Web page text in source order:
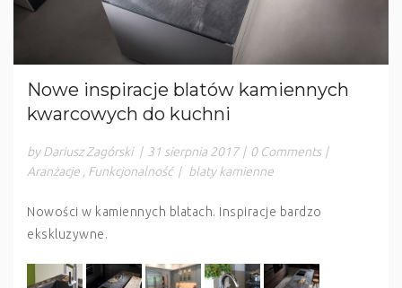
Nowe inspiracje blatów kamiennych
kwarcowych do kuchni
by Dariusz Zagórski | 31 sierpnia 2017 | 0 Comments |
Aranżacje
Funkcjonalność | blaty kamienne
Nowości w kamiennych blatach. Inspiracje bardzo
ekskluzywne.